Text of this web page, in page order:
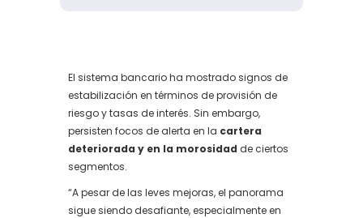
El sistema bancario ha mostrado signos de
estabilización en términos de provisión de
riesgo y tasas de interés. Sin embargo,
persisten focos de alerta en la cartera
deteriorada y en la morosidad de ciertos
segmentos.
“A pesar de las leves mejoras, el panorama
sigue siendo desafiante, especialmente en